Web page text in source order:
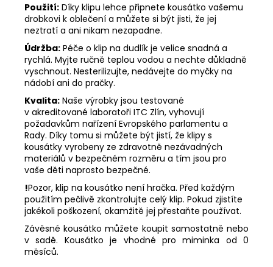
Použití: Díky klipu lehce připnete kousátko vašemu
drobkovi k oblečení a můžete si být jisti, že jej
neztratí a ani nikam nezapadne.
Údržba: Péče o klip na dudlík je velice snadná a
rychlá. Myjte ručně teplou vodou a nechte důkladně
vyschnout. Nesterilizujte, nedávejte do myčky na
nádobí ani do pračky.
Kvalita: Naše výrobky jsou testované
v akreditované laboratoři ITC Zlín, vyhovují
požadavkům nařízení Evropského parlamentu a
Rady. Díky tomu si můžete být jistí, že klipy s
kousátky vyrobeny ze zdravotně nezávadných
materiálů v bezpečném rozměru a tím jsou pro
vaše děti naprosto bezpečné.
!Pozor, klip na kousátko není hračka. Před každým
použitím pečlivě zkontrolujte celý klip. Pokud zjistíte
jakékoli poškození, okamžitě jej přestaňte používat.
Závěsné kousátko můžete koupit samostatně nebo
v sadě. Kousátko je vhodné pro miminka od 0
měsíců.